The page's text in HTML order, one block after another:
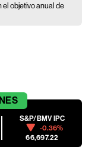
el objetivo anual de
S&P/BMV IPC
-0.36%
66,697.22